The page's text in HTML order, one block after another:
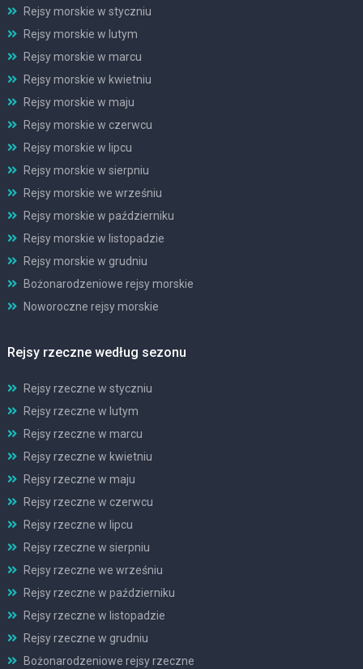
Rejsy morskie w styczniu
Rejsy morskie w lutym
Rejsy morskie w marcu
Rejsy morskie w kwietniu
Rejsy morskie w maju
Rejsy morskie w czerwcu
Rejsy morskie w lipcu
Rejsy morskie w sierpniu
Rejsy morskie we wrześniu
Rejsy morskie w październiku
Rejsy morskie w listopadzie
Rejsy morskie w grudniu
Bożonarodzeniowe rejsy morskie
Noworoczne rejsy morskie
Rejsy rzeczne według sezonu
Rejsy rzeczne w styczniu
Rejsy rzeczne w lutym
Rejsy rzeczne w marcu
Rejsy rzeczne w kwietniu
Rejsy rzeczne w maju
Rejsy rzeczne w czerwcu
Rejsy rzeczne w lipcu
Rejsy rzeczne w sierpniu
Rejsy rzeczne we wrześniu
Rejsy rzeczne w październiku
Rejsy rzeczne w listopadzie
Rejsy rzeczne w grudniu
Bożonarodzeniowe rejsy rzeczne